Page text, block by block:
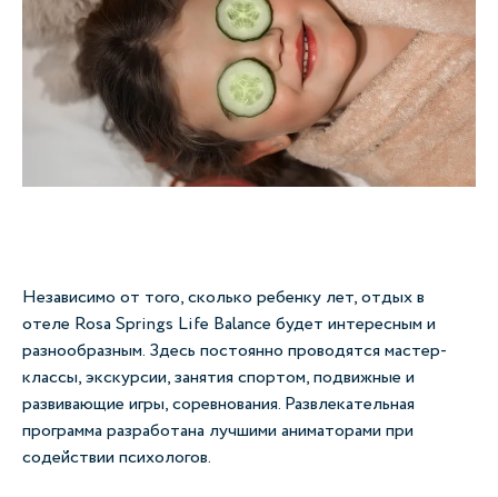
Независимо от того, сколько ребенку лет, отдых в
отеле Rosa Springs Life Balance будет интересным и
разнообразным. Здесь постоянно проводятся мастер-
классы, экскурсии, занятия спортом, подвижные и
развивающие игры, соревнования. Развлекательная
программа разработана лучшими аниматорами при
содействии психологов.